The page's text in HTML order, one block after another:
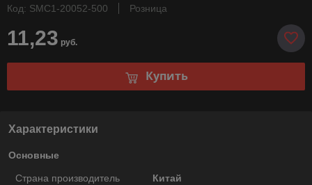
Код: SMC1-20052-500
Розница
11,23 руб.
Купить
Характеристики
Основные
Страна производитель Китай